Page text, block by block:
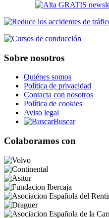
Sobre nosotros
Quiénes somos
Política de privacidad
Contacta con nosotros
Política de cookies
Aviso legal
Buscar
Colaboramos con